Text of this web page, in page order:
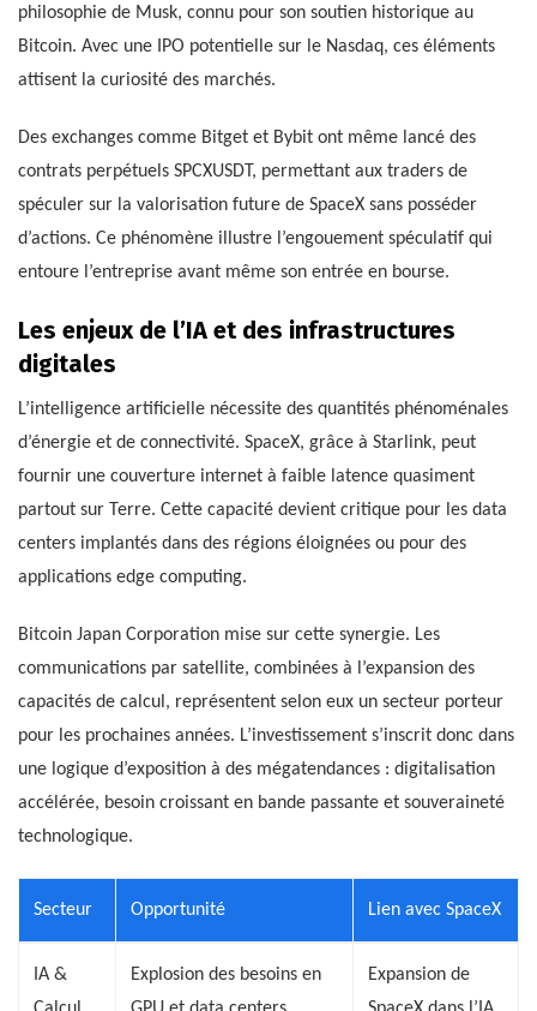
philosophie de Musk, connu pour son soutien historique au
Bitcoin. Avec une IPO potentielle sur le Nasdaq, ces éléments
attisent la curiosité des marchés.
Des exchanges comme Bitget et Bybit ont même lancé des
contrats perpétuels SPCXUSDT, permettant aux traders de
spéculer sur la valorisation future de SpaceX sans posséder
d’actions. Ce phénomène illustre l’engouement spéculatif qui
entoure l’entreprise avant même son entrée en bourse.
Les enjeux de l’IA et des infrastructures
digitales
L’intelligence artificielle nécessite des quantités phénoménales
d’énergie et de connectivité. SpaceX, grâce à Starlink, peut
fournir une couverture internet à faible latence quasiment
partout sur Terre. Cette capacité devient critique pour les data
centers implantés dans des régions éloignées ou pour des
applications edge computing.
Bitcoin Japan Corporation mise sur cette synergie. Les
communications par satellite, combinées à l’expansion des
capacités de calcul, représentent selon eux un secteur porteur
pour les prochaines années. L’investissement s’inscrit donc dans
une logique d’exposition à des mégatendances : digitalisation
accélérée, besoin croissant en bande passante et souveraineté
technologique.
Secteur Opportunité Lien avec SpaceX
IA &
Explosion des besoins en
Expansion de